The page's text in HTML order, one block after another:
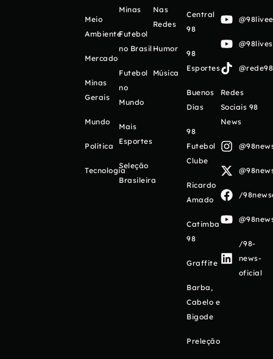
Meio
Ambiente
Mercado
Minas
Gerais
Mundo
Política
Tecnologia
Minas
Futebol
no Brasil
Futebol
no
Mundo
Mais
Esportes
Seleção
Brasileira
Nas
Redes
Humor
Música
Central
98
98
Esportes
Buenos
Días
98
Futebol
Clube
Ricardo
Amado
Catimba
98
Graffite
Barba,
Cabelo e
Bigode
Preleção
Redes
Sociais 98
News
/
/98-
news-
oficial